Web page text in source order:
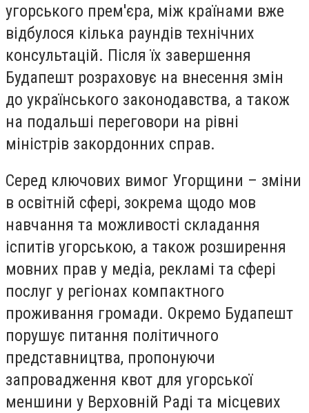
угорського прем'єра, між країнами вже
відбулося кілька раундів технічних
консультацій. Після їх завершення
Будапешт розраховує на внесення змін
до українського законодавства, а також
на подальші переговори на рівні
міністрів закордонних справ.
Серед ключових вимог Угорщини – зміни
в освітній сфері, зокрема щодо мов
навчання та можливості складання
іспитів угорською, а також розширення
мовних прав у медіа, рекламі та сфері
послуг у регіонах компактного
проживання громади. Окремо Будапешт
порушує питання політичного
представництва, пропонуючи
запровадження квот для угорської
меншини у Верховній Раді та місцевих